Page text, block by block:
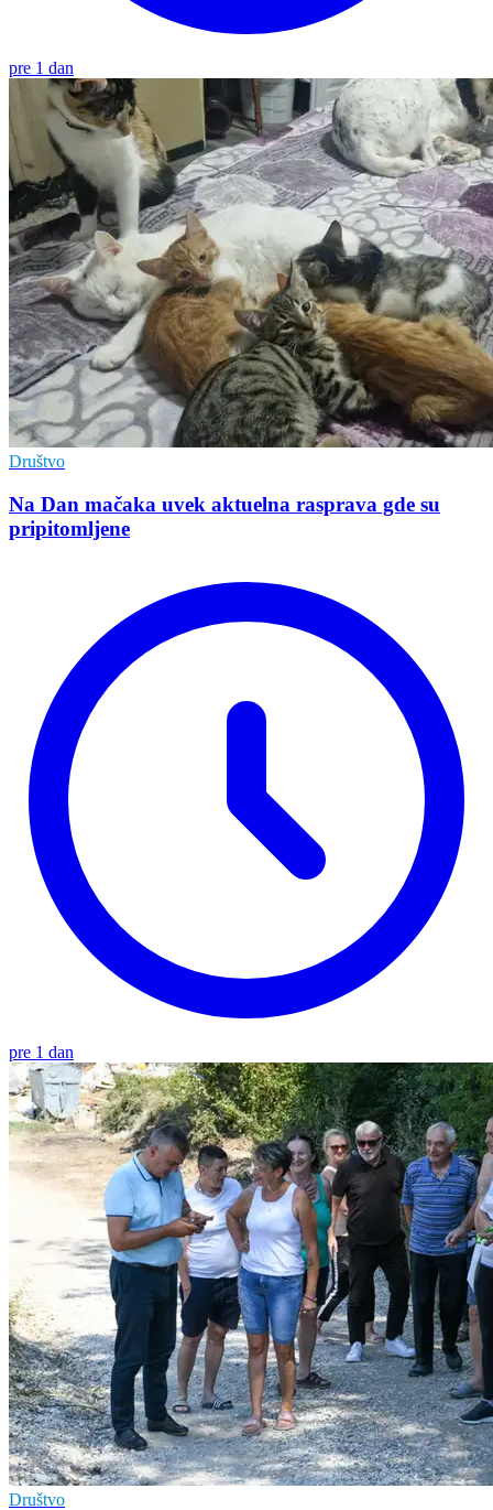
pre 1 dan
Društvo
Na Dan mačaka uvek aktuelna rasprava gde su
pripitomljene
pre 1 dan
Društvo